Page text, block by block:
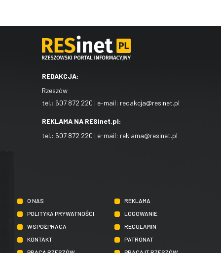
REDAKCJA:
Rzeszów
tel.: 607 872 220 | e-mail: redakcja@resinet.pl
REKLAMA NA RESinet.pl:
tel.: 607 872 220 | e-mail: reklama@resinet.pl
O NAS
REKLAMA
POLITYKA PRYWATNOŚCI
LOGOWANIE
WSPÓŁPRACA
REGULAMIN
KONTAKT
PATRONAT